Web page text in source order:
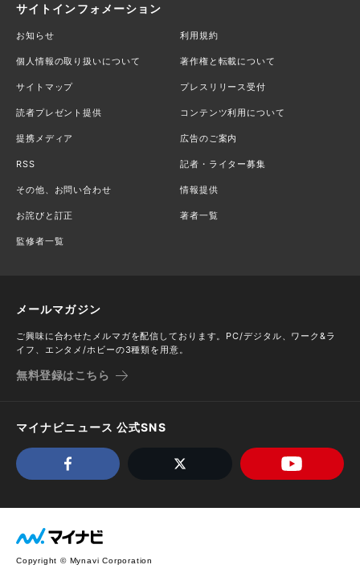
サイトインフォメーション
お知らせ 利用規約
個人情報の取り扱いについて 著作権と転載について
サイトマップ プレスリリース受付
読者プレゼント提供 コンテンツ利用について
提携メディア 広告のご案内
RSS 記者・ライター募集
その他、お問い合わせ 情報提供
お詫びと訂正 著者一覧
監修者一覧
メールマガジン
ご興味に合わせたメルマガを配信しております。PC/デジタル、ワーク&ラ
イフ、エンタメ/ホビーの3種類を用意。
無料登録はこちら
マイナビニュース 公式SNS
Copyright © Mynavi Corporation